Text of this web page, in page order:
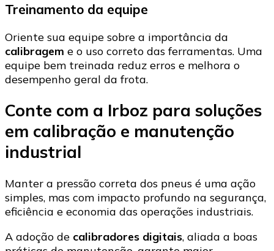
Treinamento da equipe
Oriente sua equipe sobre a importância da
calibragem e o uso correto das ferramentas. Uma
equipe bem treinada reduz erros e melhora o
desempenho geral da frota.
Conte com a Irboz para soluções
em calibração e manutenção
industrial
Manter a pressão correta dos pneus é uma ação
simples, mas com impacto profundo na segurança,
eficiência e economia das operações industriais.
A adoção de calibradores digitais, aliada a boas